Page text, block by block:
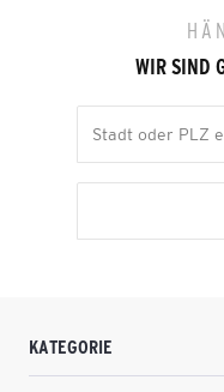
WIR SIND
KATEGORIE